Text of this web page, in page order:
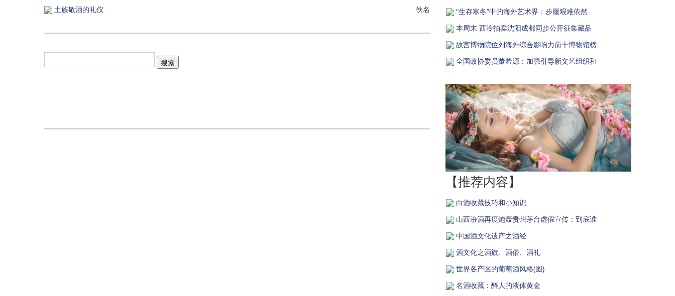
土族敬酒的礼仪 佚名
“生存寒冬”中的海外艺术界：步履艰难依然
本周末 西泠拍卖沈阳成都同步公开征集藏品
故宫博物院位列海外综合影响力前十博物馆榜
全国政协委员董希源：加强引导新文艺组织和
【推荐内容】
白酒收藏技巧和小知识
山西汾酒再度炮轰贵州茅台虚假宣传：到底谁
中国酒文化遗产之酒经
酒文化之酒旗、酒俗、酒礼
世界各产区的葡萄酒风格(图)
名酒收藏：醉人的液体黄金